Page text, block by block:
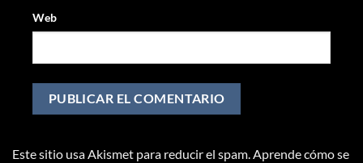
Web
Este sitio usa Akismet para reducir el spam.Aprende cómo se